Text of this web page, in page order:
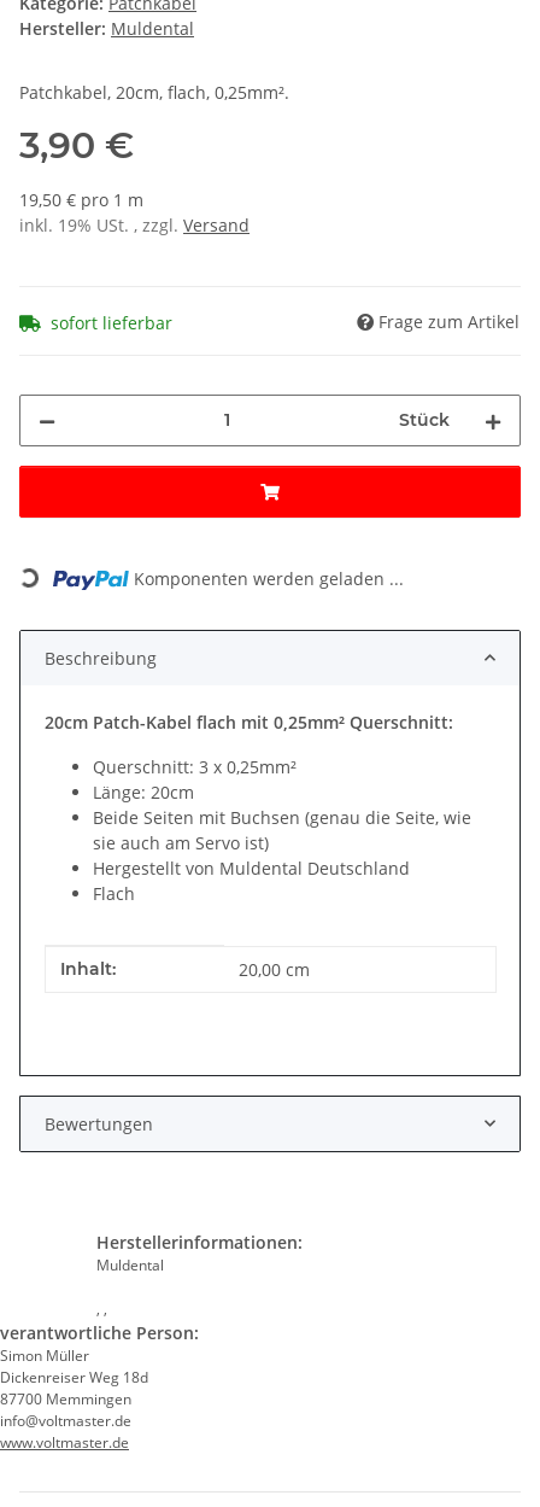
Hersteller: Muldental
Patchkabel, 20cm, flach, 0,25mm².
3,90 €
19,50 € pro 1 m
inkl. 19% USt. , zzgl. Versand
sofort lieferbar Frage zum Artikel
Stück
Loading... Komponenten werden geladen ...
Beschreibung
20cm Patch-Kabel flach mit 0,25mm² Querschnitt:
Querschnitt: 3 x 0,25mm²
Länge: 20cm
Beide Seiten mit Buchsen (genau die Seite, wie
sie auch am Servo ist)
Hergestellt von Muldental Deutschland
Flach
Produkteigenschaft
Wert
Inhalt: 20,00 cm
Bewertungen
Herstellerinformationen:
Muldental
, ,
verantwortliche Person:
Simon Müller
Dickenreiser Weg 18d
87700 Memmingen
info@voltmaster.de
www.voltmaster.de